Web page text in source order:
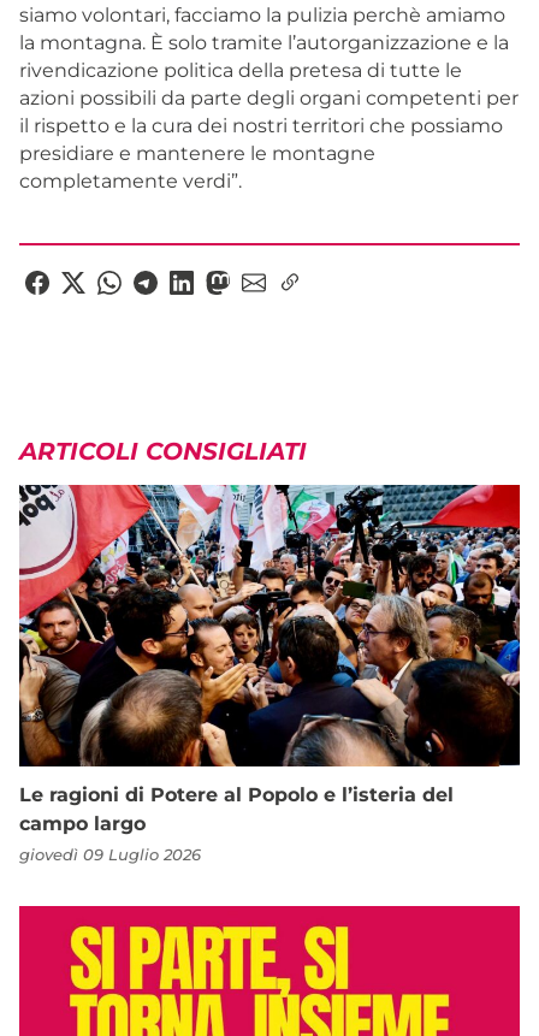
siamo volontari, facciamo la pulizia perchè amiamo
la montagna. È solo tramite l’autorganizzazione e la
rivendicazione politica della pretesa di tutte le
azioni possibili da parte degli organi competenti per
il rispetto e la cura dei nostri territori che possiamo
presidiare e mantenere le montagne
completamente verdi”.
ARTICOLI CONSIGLIATI
Le ragioni di Potere al Popolo e l’isteria del
campo largo
giovedì 09 Luglio 2026